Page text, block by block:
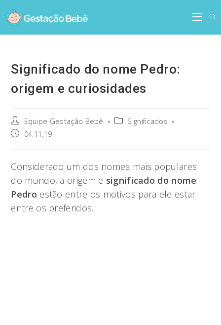
to
content
Significado do nome Pedro:
origem e curiosidades
Post
author:
Equipe Gestação Bebê
PostSignificados
Post04.11.19
Considerado um dos nomes mais populares
do mundo, a origem e significado do nome
Pedro estão entre os motivos para ele estar
entre os preferidos.